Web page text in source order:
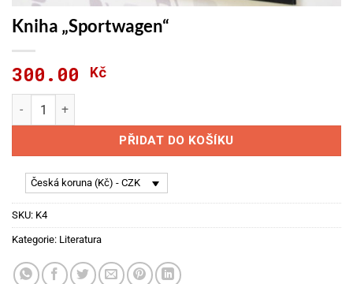
Kniha „Sportwagen“
300.00 Kč
Kniha "Sportwagen" množství
PŘIDAT DO KOŠÍKU
Česká koruna (Kč) - CZK
SKU: K4
Kategorie: Literatura